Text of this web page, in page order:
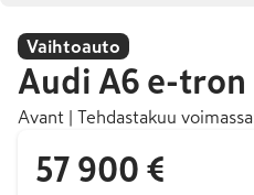
Vaihtoauto
Audi A6 e-tron
Avant | Tehdastakuu voimassa:
57 900 €